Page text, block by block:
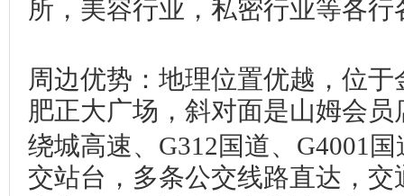
所，美容行业，私密行业等各行
周边优势：地理位置优越，位
肥正大广场，斜对面是山姆会
绕城高速、G312国道、G4001
交站台，多条公交线路直达，